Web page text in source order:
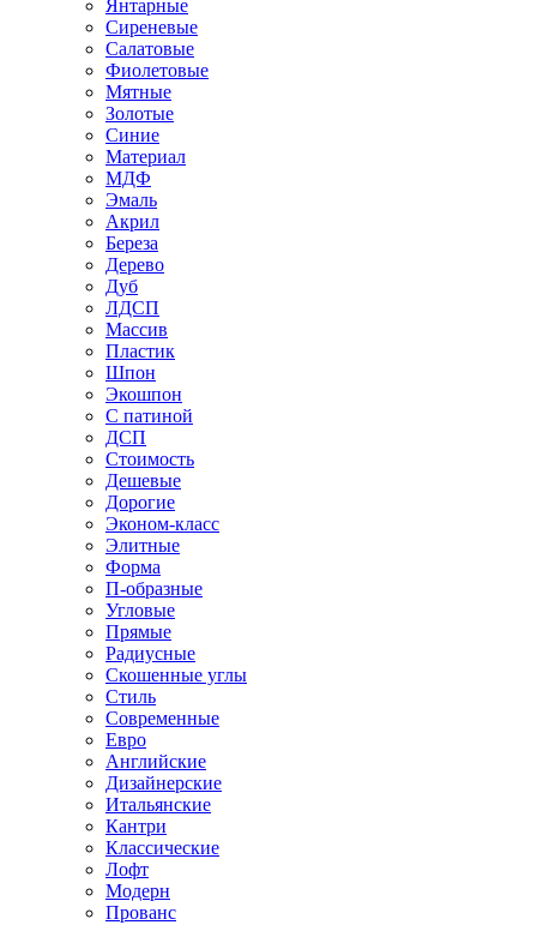
Янтарные
Сиреневые
Салатовые
Фиолетовые
Мятные
Золотые
Синие
Материал
МДФ
Эмаль
Акрил
Береза
Дерево
Дуб
ЛДСП
Массив
Пластик
Шпон
Экошпон
С патиной
ДСП
Стоимость
Дешевые
Дорогие
Эконом-класс
Элитные
Форма
П-образные
Угловые
Прямые
Радиусные
Скошенные углы
Стиль
Современные
Евро
Английские
Дизайнерские
Итальянские
Кантри
Классические
Лофт
Модерн
Прованс